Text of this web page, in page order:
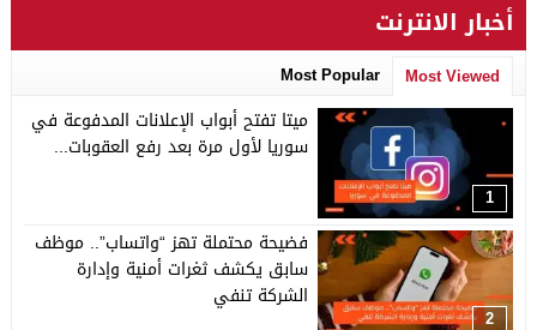
أخبار الانترنت
Most Viewed
Most Popular
1
ميتا تفتح أبواب الإعلانات المدفوعة في
سوريا لأول مرة بعد رفع العقوبات...
2
فضيحة محتملة تهز “واتساب”.. موظف
سابق يكشف ثغرات أمنية وإدارة
الشركة تنفي